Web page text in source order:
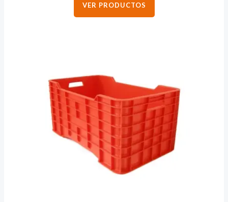
VER PRODUCTOS